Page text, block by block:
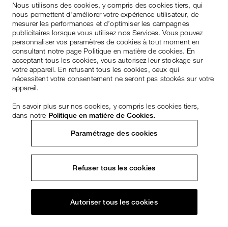
Nous utilisons des cookies, y compris des cookies tiers, qui
nous permettent d’améliorer votre expérience utilisateur, de
mesurer les performances et d’optimiser les campagnes
publicitaires lorsque vous utilisez nos Services. Vous pouvez
personnaliser vos paramètres de cookies à tout moment en
consultant notre page Politique en matière de cookies. En
acceptant tous les cookies, vous autorisez leur stockage sur
votre appareil. En refusant tous les cookies, ceux qui
nécessitent votre consentement ne seront pas stockés sur votre
appareil.
En savoir plus sur nos cookies, y compris les cookies tiers,
dans notre Politique en matière de Cookies.
Paramétrage des cookies
Refuser tous les cookies
Autoriser tous les cookies